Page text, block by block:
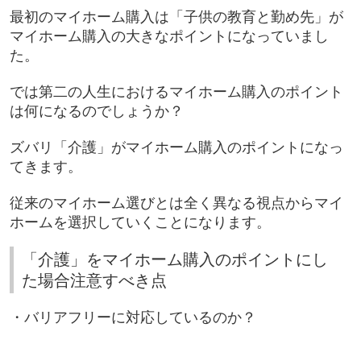
最初のマイホーム購入は「子供の教育と勤め先」が
マイホーム購入の大きなポイントになっていまし
た。
では第二の人生におけるマイホーム購入のポイント
は何になるのでしょうか？
ズバリ「介護」がマイホーム購入のポイントになっ
てきます。
従来のマイホーム選びとは全く異なる視点からマイ
ホームを選択していくことになります。
「介護」をマイホーム購入のポイントにし
た場合注意すべき点
・バリアフリーに対応しているのか？